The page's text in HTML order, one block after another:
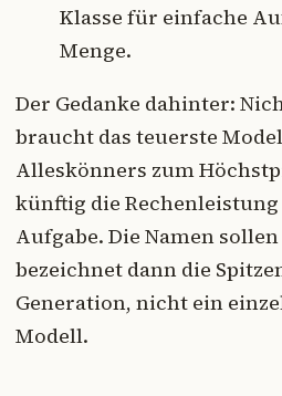
Klasse für einfache
Menge.
Der Gedanke dahinter:
braucht das teuerste
Alleskönners zum
künftig die Rechenleistung
Aufgabe. Die Namen
bezeichnet dann die
Generation, nicht ein
Modell.